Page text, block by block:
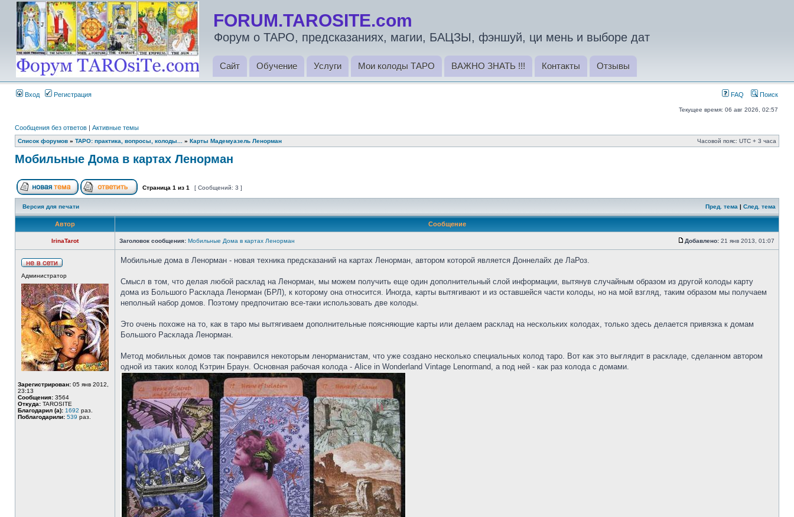
FORUM.TAROSITE.com
Форум о ТАРО, предсказаниях, магии, БАЦЗЫ, фэншуй, ци мень и выборе дат
Сайт Обучение Услуги Мои колоды ТАРО ВАЖНО ЗНАТЬ !!! Контакты Отзывы
Вход Регистрация FAQ Поиск
Текущее время: 06 авг 2026, 02:57
Сообщения без ответов | Активные темы
Список форумов » ТАРО: практика, вопросы, колоды... » Карты Мадемуазель Ленорман Часовой пояс: UTC + 3 часа
Мобильные Дома в картах Ленорман
Страница 1 из 1 [ Сообщений: 3 ]
Версия для печати Пред. тема | След. тема
Автор Сообщение
IrinaTarot Заголовок сообщения: Мобильные Дома в картах Ленорман Добавлено: 21 янв 2013, 01:07
Администратор
Зарегистрирован: 05 янв 2012,
23:13
Сообщения: 3564
Откуда: TAROSITE
Благодарил (а): 1692 раз.
Поблагодарили: 539 раз.
Мобильные дома в Ленорман - новая техника предсказаний на картах Ленорман, автором которой является Доннелайх де ЛаРоз.
Смысл в том, что делая любой расклад на Ленорман, мы можем получить еще один дополнительный слой информации, вытянув случайным образом из другой колоды карту
дома из Большого Расклада Ленорман (БРЛ), к которому она относится. Иногда, карты вытягивают и из оставшейся части колоды, но на мой взгляд, таким образом мы получаем
неполный набор домов. Поэтому предпочитаю все-таки использовать две колоды.
Это очень похоже на то, как в таро мы вытягиваем дополнительные поясняющие карты или делаем расклад на нескольких колодах, только здесь делается привязка к домам
Большого Расклада Ленорман.
Метод мобильных домов так понравился некоторым ленорманистам, что уже создано несколько специальных колод таро. Вот как это выглядит в раскладе, сделанном автором
одной из таких колод Кэтрин Браун. Основная рабочая колода - Alice in Wonderland Vintage Lenormand, а под ней - как раз колода с домами.